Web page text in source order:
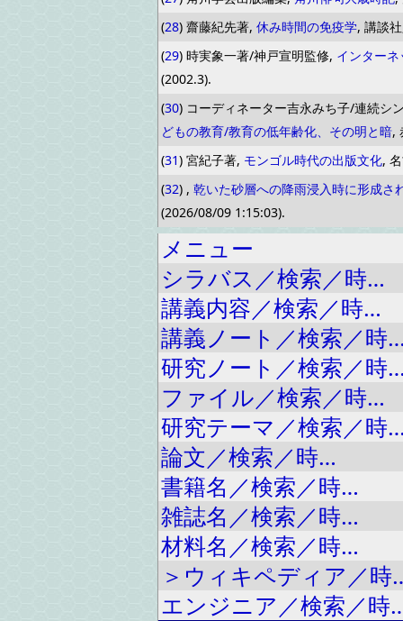
(28) 齋藤紀先著, 休み時間の免疫学, 講談
(29) 時実象一著/神戸宣明監修, インター
(2002.3).
(30) コーディネーター吉永みち子/連続シ
どもの教育/教育の低年齢化、その明と暗,
(31) 宮紀子著, モンゴル時代の出版文化,
(32) , 乾いた砂層への降雨浸入時に形成
(2026/08/09 1:15:03).
メニュー
シラバス／検索／時…
講義内容／検索／時…
講義ノート／検索／時
研究ノート／検索／時
ファイル／検索／時…
研究テーマ／検索／時
論文／検索／時…
書籍名／検索／時…
雑誌名／検索／時…
材料名／検索／時…
＞ウィキペディア／時
エンジニア／検索／時